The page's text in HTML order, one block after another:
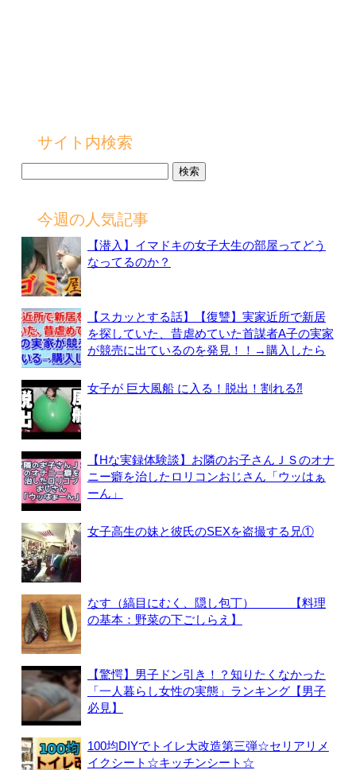
サイト内検索
今週の人気記事
【潜入】イマドキの女子大生の部屋ってどう
なってるのか？
【スカッとする話】【復讐】実家近所で新居
を探していた、昔虐めていた首謀者A子の実家
が競売に出ているのを発見！！→購入したら
女子が 巨大風船 に入る！脱出！割れる⁈
【Hな実録体験談】お隣のお子さんＪＳのオナ
ニー癖を治したロリコンおじさん「ウッはぁ
ーん」
女子高生の妹と彼氏のSEXを盗撮する兄①
なす（縞目にむく、隠し包丁） 【料理
の基本：野菜の下ごしらえ】
【驚愕】男子ドン引き！？知りたくなかった
「一人暮らし女性の実態」ランキング【男子
必見】
100均DIYでトイレ大改造第三弾☆セリアリメ
イクシート☆キッチンシート☆